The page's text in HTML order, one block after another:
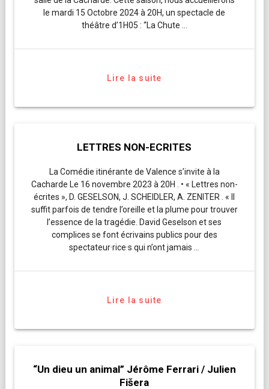
le mardi 15 Octobre 2024 à 20H, un spectacle de
théâtre d’1H05 : “La Chute …
Lire la suite
LETTRES NON-ECRITES
La Comédie itinérante de Valence s’invite à la
Cacharde Le 16 novembre 2023 à 20H . • « Lettres non-
écrites », D. GESELSON, J. SCHEIDLER, A. ZENITER . « Il
suffit parfois de tendre l’oreille et la plume pour trouver
l’essence de la tragédie. David Geselson et ses
complices se font écrivains publics pour des
spectateur·rice·s qui n’ont jamais …
Lire la suite
“Un dieu un animal” Jérôme Ferrari / Julien
Fišera